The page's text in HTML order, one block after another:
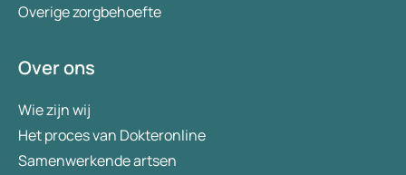
Overige zorgbehoefte
Over ons
Wie zijn wij
Het proces van Dokteronline
Samenwerkende artsen